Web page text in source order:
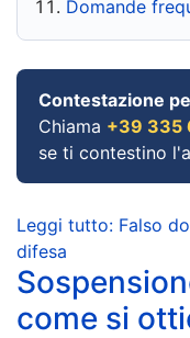
Domande
Contestazione
Chiama +39 335
se ti contestino
Leggi tutto: Falso
difesa
come si